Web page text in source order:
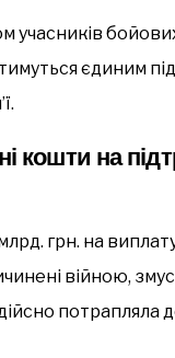
учасників
єдиним
кошти на
грн. на виплату
війною,
потрапляла